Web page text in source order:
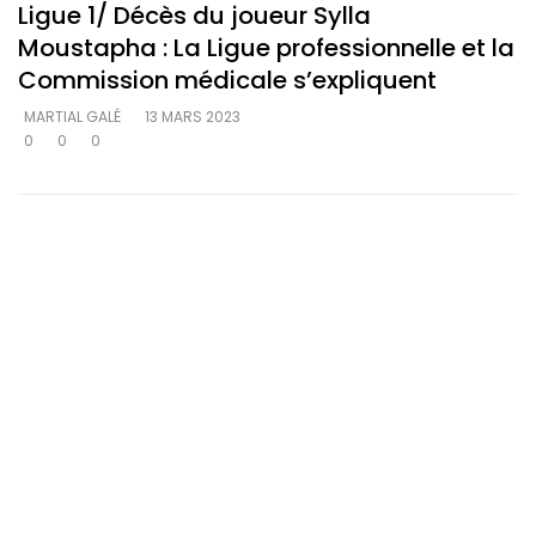
Ligue 1/ Décès du joueur Sylla
Moustapha : La Ligue professionnelle et la
Commission médicale s’expliquent
MARTIAL GALÉ
13 MARS 2023
0
0 0